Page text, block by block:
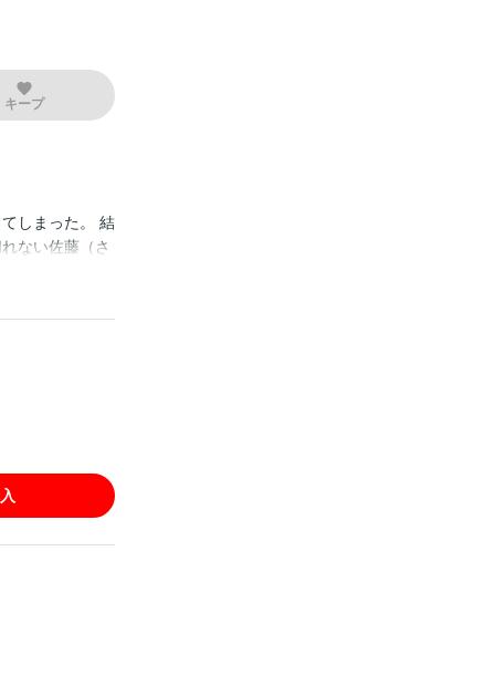
キープ
しまった。 結
ない佐藤（さ
った同僚・
複購入にお気